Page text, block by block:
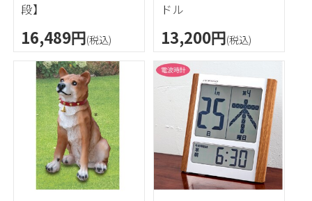
段】
16,489円(税込)
ドル
13,200円(税込)